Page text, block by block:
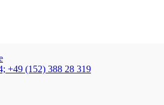
+49 (152) 388 28 319